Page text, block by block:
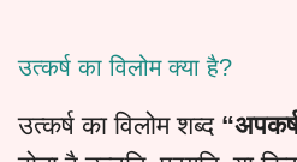
उत्कर्ष का विलोम क्या है?
उत्कर्ष का विलोम शब्द